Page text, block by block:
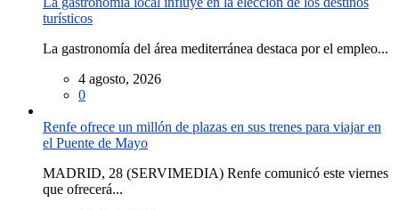
turísticos
La gastronomía del área mediterránea destaca por el empleo...
4 agosto, 2026
0
Renfe ofrece un millón de plazas en sus trenes para viajar en
el Puente de Mayo
MADRID, 28 (SERVIMEDIA) Renfe comunicó este viernes
que ofrecerá...